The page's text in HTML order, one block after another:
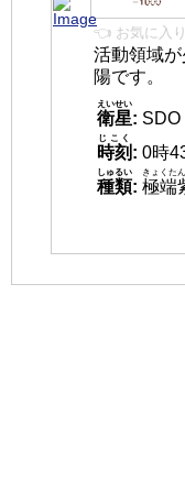
👈 お気に入
活動領域
陽です。
衛星
えいせい
: SDO
時刻
じこく
: 0時
種類
しゅるい
: 極端
きょくた